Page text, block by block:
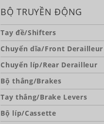
BỘ TRUYỀN ĐỘNG
Tay đề/Shifters
Chuyển dĩa/Front Derailleur
Chuyển líp/Rear Derailleur
Bộ thắng/Brakes
Tay thắng/Brake Levers
Bộ líp/Cassette